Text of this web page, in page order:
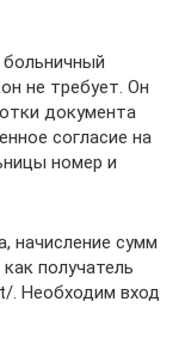
не требует. Он
документа
согласие на
номер и
начисление сумм
получатель
. Необходим вход